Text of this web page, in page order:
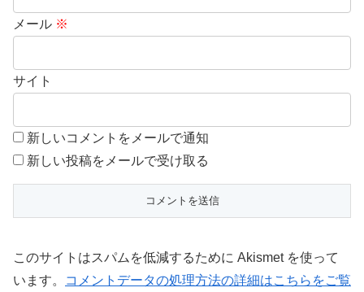
メール ※
サイト
新しいコメントをメールで通知
新しい投稿をメールで受け取る
このサイトはスパムを低減するために Akismet を使って
います。
コメントデータの処理方法の詳細はこちらをご覧